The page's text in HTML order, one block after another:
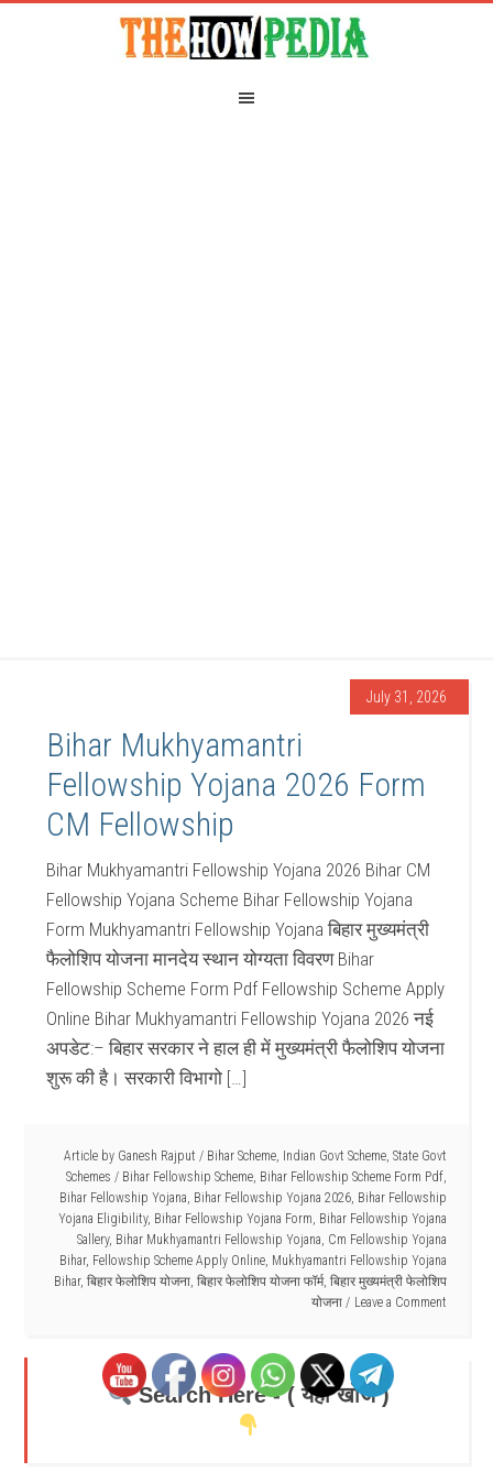
July 31, 2026
Bihar Mukhyamantri
Fellowship Yojana 2026 Form
CM Fellowship
Bihar Mukhyamantri Fellowship Yojana 2026 Bihar CM
Fellowship Yojana Scheme Bihar Fellowship Yojana
Form Mukhyamantri Fellowship Yojana बिहार मुख्यमंत्री
फैलोशिप योजना मानदेय स्थान योग्यता विवरण Bihar
Fellowship Scheme Form Pdf Fellowship Scheme Apply
Online Bihar Mukhyamantri Fellowship Yojana 2026 नई
अपडेट:– बिहार सरकार ने हाल ही में मुख्यमंत्री फैलोशिप योजना
शुरू की है। सरकारी विभागो […]
Article by Ganesh Rajput / Bihar Scheme, Indian Govt Scheme, State Govt
Schemes / Bihar Fellowship Scheme, Bihar Fellowship Scheme Form Pdf,
Bihar Fellowship Yojana, Bihar Fellowship Yojana 2026, Bihar Fellowship
Yojana Eligibility, Bihar Fellowship Yojana Form, Bihar Fellowship Yojana
Sallery, Bihar Mukhyamantri Fellowship Yojana, Cm Fellowship Yojana
Bihar, Fellowship Scheme Apply Online, Mukhyamantri Fellowship Yojana
Bihar, बिहार फेलोशिप योजना, बिहार फेलोशिप योजना फॉर्म, बिहार मुख्यमंत्री फेलोशिप
योजना
Leave a Comment
Search Here - ( यहाँ खोजें )